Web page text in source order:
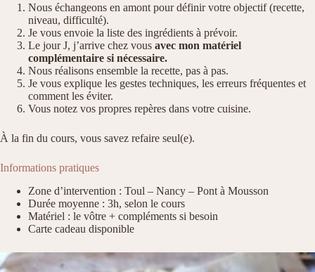
Nous échangeons en amont pour définir votre objectif (recette,
niveau, difficulté).
Je vous envoie la liste des ingrédients à prévoir.
Le jour J, j’arrive chez vous avec mon matériel
complémentaire si nécessaire.
Nous réalisons ensemble la recette, pas à pas.
Je vous explique les gestes techniques, les erreurs fréquentes et
comment les éviter.
Vous notez vos propres repères dans votre cuisine.
À la fin du cours, vous savez refaire seul(e).
Informations pratiques
Zone d’intervention : Toul – Nancy – Pont à Mousson
Durée moyenne : 3h, selon le cours
Matériel : le vôtre + compléments si besoin
Carte cadeau disponible